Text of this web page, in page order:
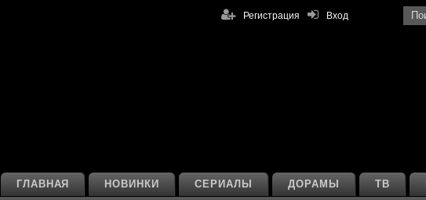
Вход
Регистрация
ТВ
ДОРАМЫ
СЕРИАЛЫ
НОВИНКИ
ГЛАВНАЯ